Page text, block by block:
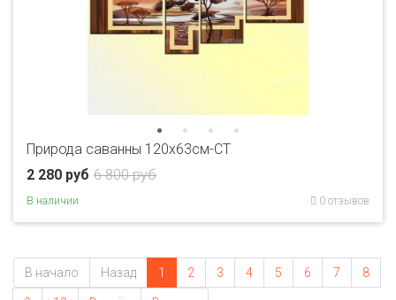
Природа саванны 120х63см-CT
6 800 руб
2 280 руб
В наличии 0 отзывов
В начало Назад 1 2 3 4 5 6 7 8